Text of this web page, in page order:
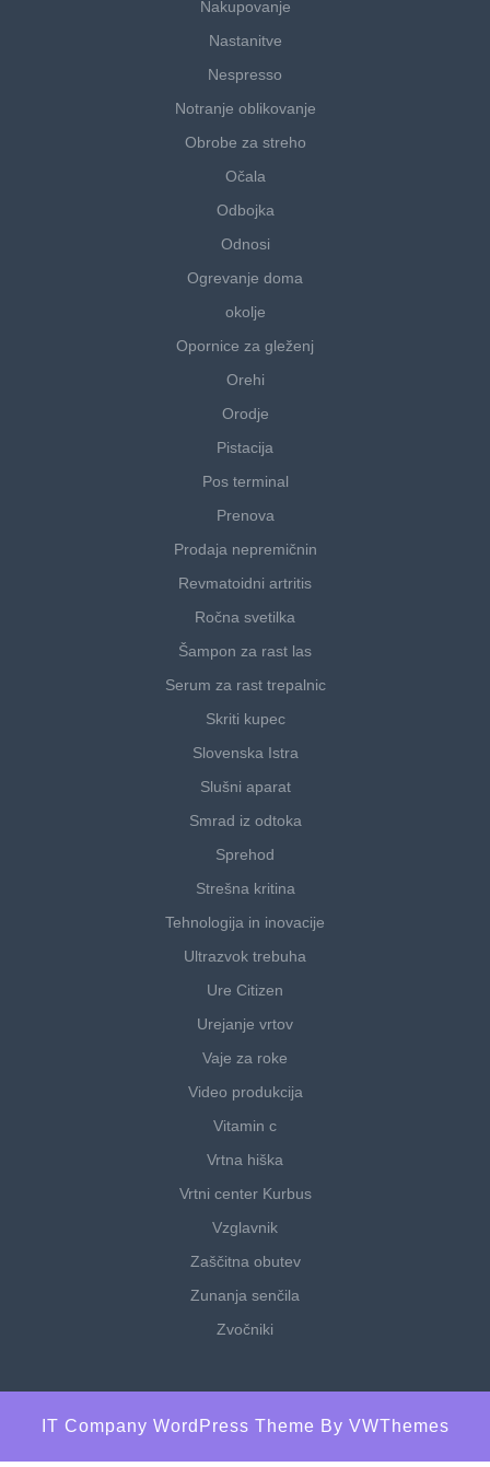
Nakupovanje
Nastanitve
Nespresso
Notranje oblikovanje
Obrobe za streho
Očala
Odbojka
Odnosi
Ogrevanje doma
okolje
Opornice za gleženj
Orehi
Orodje
Pistacija
Pos terminal
Prenova
Prodaja nepremičnin
Revmatoidni artritis
Ročna svetilka
Šampon za rast las
Serum za rast trepalnic
Skriti kupec
Slovenska Istra
Slušni aparat
Smrad iz odtoka
Sprehod
Strešna kritina
Tehnologija in inovacije
Ultrazvok trebuha
Ure Citizen
Urejanje vrtov
Vaje za roke
Video produkcija
Vitamin c
Vrtna hiška
Vrtni center Kurbus
Vzglavnik
Zaščitna obutev
Zunanja senčila
Zvočniki
IT Company WordPress Theme By VWThemes